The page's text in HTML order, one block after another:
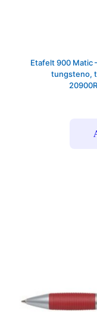
Etafelt 900 Matic
tungsteno,